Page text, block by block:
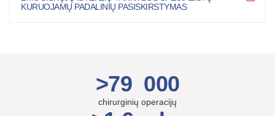
KURUOJAMŲ PADALINIŲ PASISKIRSTYMAS
>79 000
chirurginių operacijų